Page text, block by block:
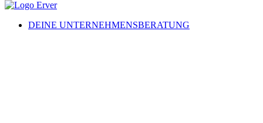
DEINE UNTERNEHMENSBERATUNG